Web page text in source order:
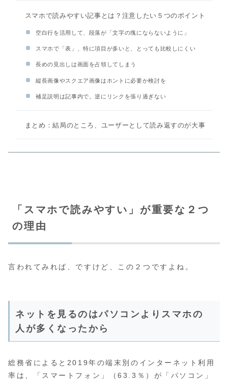
スマホで読みやすい記事とは？注意したい５つのポイント
空白行を活用して、段落が「文字の塊にならないように」
スマホで「表」、特に項目が多いと、とっても比較しにくい
長めの見出しは画面を占領してしまう
縦長画像やスクエア画像はホントに必要か検討を
補足説明は記事内で。逆にリンクを張り過ぎない
まとめ：結局のところ、ユーザーとして読み返すのが大事
「スマホで読みやすい」が重要な２つ
の理由
言われてみれば、ですけど、この２つですよね。
ネットを見るのはパソコンよりスマホの
人が多くなったから
総務省によると2019年の端末別のインターネット利用
率は、「スマートフォン」（63.3％）が「パソコン」